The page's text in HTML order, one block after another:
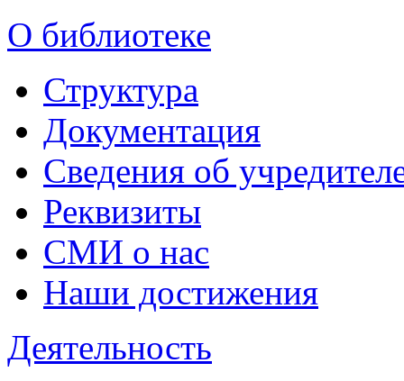
О библиотеке
Структура
Документация
Сведения об
Реквизиты
СМИ о нас
Наши достижения
Деятельность